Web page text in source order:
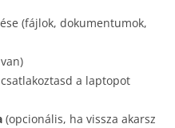
(fájlok, dokumentumok,
a laptopot
(opcionális, ha vissza akarsz